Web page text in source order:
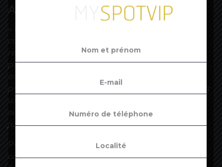
Atténuer la vague
rencontrer le tribunal au plus vite en amont des
problèmes », résume Thierry Millon, directeur des
études de la société Altares.
seulement un quart des redressements
judiciaires », rappelle-t-il.
« une défaillance a toujours des
conséquences sur les salariés mais aussi sur